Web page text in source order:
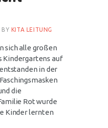
BY KITA LEITUNG
sich alle großen
Kindergartens auf
in der
die
Rot wurde
Kinder lernten